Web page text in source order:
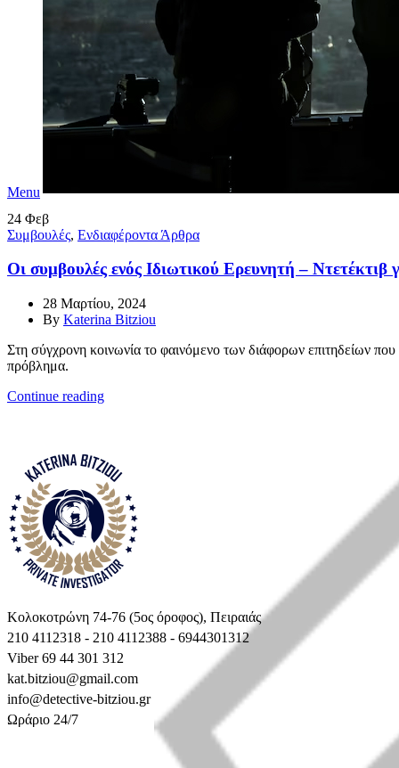
Menu
24 Φεβ
Συμβουλές, Ενδιαφέροντα Άρθρα
Οι συμβουλές ενός Ιδιωτικού Ερευνητή – Ντετέκτιβ
28 Μαρτίου, 2024
By Katerina Bitziou
Στη σύγχρονη κοινωνία το φαινόμενο των διάφορων επιτηδείων
πρόβλημα.
Continue reading
Κολοκοτρώνη 74-76 (5ος όροφος), Πειραιάς
210 4112318 - 210 4112388 - 6944301312
Viber 69 44 301 312
kat.bitziou@gmail.com
info@detective-bitziou.gr
Ωράριο 24/7